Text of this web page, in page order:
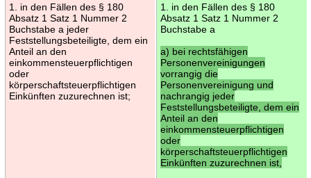
1. in den Fällen des § 180
Absatz 1 Satz 1 Nummer 2
Buchstabe a jeder
Feststellungsbeteiligte, dem ein
Anteil an den
einkommensteuerpflichtigen
oder
körperschaftsteuerpflichtigen
Einkünften zuzurechnen ist;
1. in den Fällen des § 180
Absatz 1 Satz 1 Nummer 2
Buchstabe a
a) bei rechtsfähigen
Personenvereinigungen
vorrangig die
Personenvereinigung und
nachrangig jeder
Feststellungsbeteiligte, dem ein
Anteil an den
einkommensteuerpflichtigen
oder
körperschaftsteuerpflichtigen
Einkünften zuzurechnen ist,